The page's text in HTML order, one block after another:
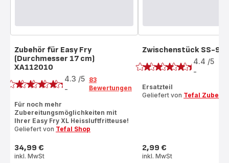
Zubehör für Easy Fry
(Durchmesser 17 cm)
XA112010
Bewertung
4.3 /5
-
83
Bewertungen
Für noch mehr
Zubereitungsmöglichkeiten mit
Ihrer Easy Fry XL Heissluftfritteuse!
Geliefert von Tefal Shop
Preis
34,99 €
inkl. MwSt
Zwischenstück SS-
Bewertung
4.4 /5
-
Ersatzteil
Geliefert von Tefal
Preis
2,99 €
inkl. MwSt